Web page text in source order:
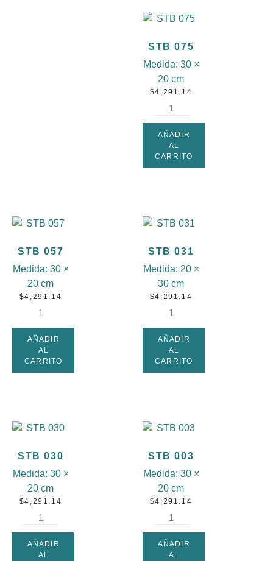
STB 075
Medida: 30 ×
20 cm
$4,291.14
AÑADIR
AL
CARRITO
STB 057
Medida: 30 ×
20 cm
$4,291.14
AÑADIR
AL
CARRITO
STB 031
Medida: 20 ×
30 cm
$4,291.14
AÑADIR
AL
CARRITO
STB 030
Medida: 30 ×
20 cm
$4,291.14
AÑADIR
AL
STB 003
Medida: 30 ×
20 cm
$4,291.14
AÑADIR
AL